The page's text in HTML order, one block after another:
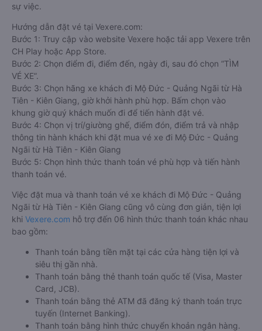
sự việc.
Hướng dẫn đặt vé tại Vexere.com:
Bước 1: Truy cập vào website Vexere hoặc tải app Vexere trên
CH Play hoặc App Store.
Bước 2: Chọn điểm đi, điểm đến, ngày đi, sau đó chọn “TÌM
VÉ XE”.
Bước 3: Chọn hãng xe khách đi Mộ Đức - Quảng Ngãi từ Hà
Tiên - Kiên Giang, giờ khởi hành phù hợp. Bấm chọn vào
khung giờ quý khách muốn đi để tiến hành đặt vé.
Bước 4: Chọn vị trí/giường ghế, điểm đón, điểm trả và nhập
thông tin hành khách khi đặt mua vé xe đi Mộ Đức - Quảng
Ngãi từ Hà Tiên - Kiên Giang
Bước 5: Chọn hình thức thanh toán vé phù hợp và tiến hành
thanh toán vé.
Việc đặt mua và thanh toán vé xe khách đi Mộ Đức - Quảng
Ngãi từ Hà Tiên - Kiên Giang cũng vô cùng đơn giản, tiện lợi
khi Vexere.com hỗ trợ đến 06 hình thức thanh toán khác nhau
bao gồm:
Thanh toán bằng tiền mặt tại các cửa hàng tiện lợi và
siêu thị gần nhà.
Thanh toán bằng thẻ thanh toán quốc tế (Visa, Master
Card, JCB).
Thanh toán bằng thẻ ATM đã đăng ký thanh toán trực
tuyến (Internet Banking).
Thanh toán bằng hình thức chuyển khoản ngân hàng.